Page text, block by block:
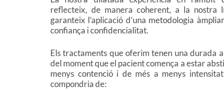
reflecteix, de manera coherent, a la nostra
garanteix l’aplicació d’una metodologia
confiança i confidencialitat.
Els tractaments que oferim tenen una durada
del moment que el pacient comença a estar
menys contenció i de més a menys
compondria de: